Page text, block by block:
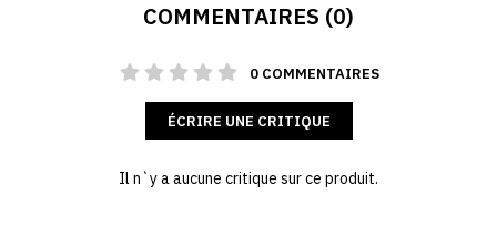
COMMENTAIRES (0)
0 COMMENTAIRES
ÉCRIRE UNE CRITIQUE
Il n`y a aucune critique sur ce produit.